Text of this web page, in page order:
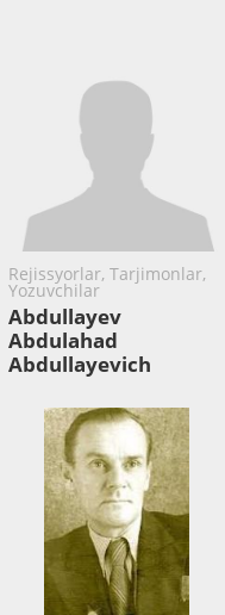
Rejissyorlar, Tarjimonlar,
Yozuvchilar
Abdullayev
Abdulahad
Abdullayevich